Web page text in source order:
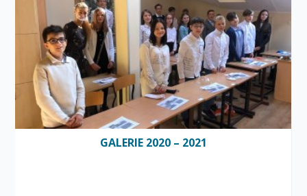
GALERIE 2020 – 2021